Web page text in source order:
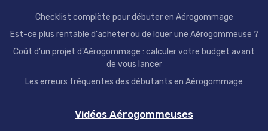
Checklist complète pour débuter en Aérogommage
Est-ce plus rentable d'acheter ou de louer une Aérogommeuse ?
Coût d'un projet d'Aérogommage : calculer votre budget avant
de vous lancer
Les erreurs fréquentes des débutants en Aérogommage
Vidéos Aérogommeuses